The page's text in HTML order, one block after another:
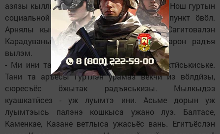
азязы кыллись арбериосты уд адӟиськыд. Нош гуртын
социальной объектъёс: школа, клуб, медпункт ӧвӧл.
Арнялы кык пол ужбергатӥсь Расима Сагитовалэн
Карадуванысь магазинэз лыктыса вузкарон радъя
вылэм.
- Ми ини таӵе улонлы дышемын. Ум ӝожтӥськиське.
Тани та аръёсы гуртлэн урамаз векчи из вӧлдӥзы,
сюресъёс ӧжытак радъяськизы. Мылкыдэз
куашкатӥсез - уж луымтэ ини. Асьме дорын уж
луымтэысь палэнэ кошкыса ужано луэ. Балтасе,
Каменкае, Казане ветлыса ужасьёс вань. Егитъёслэн